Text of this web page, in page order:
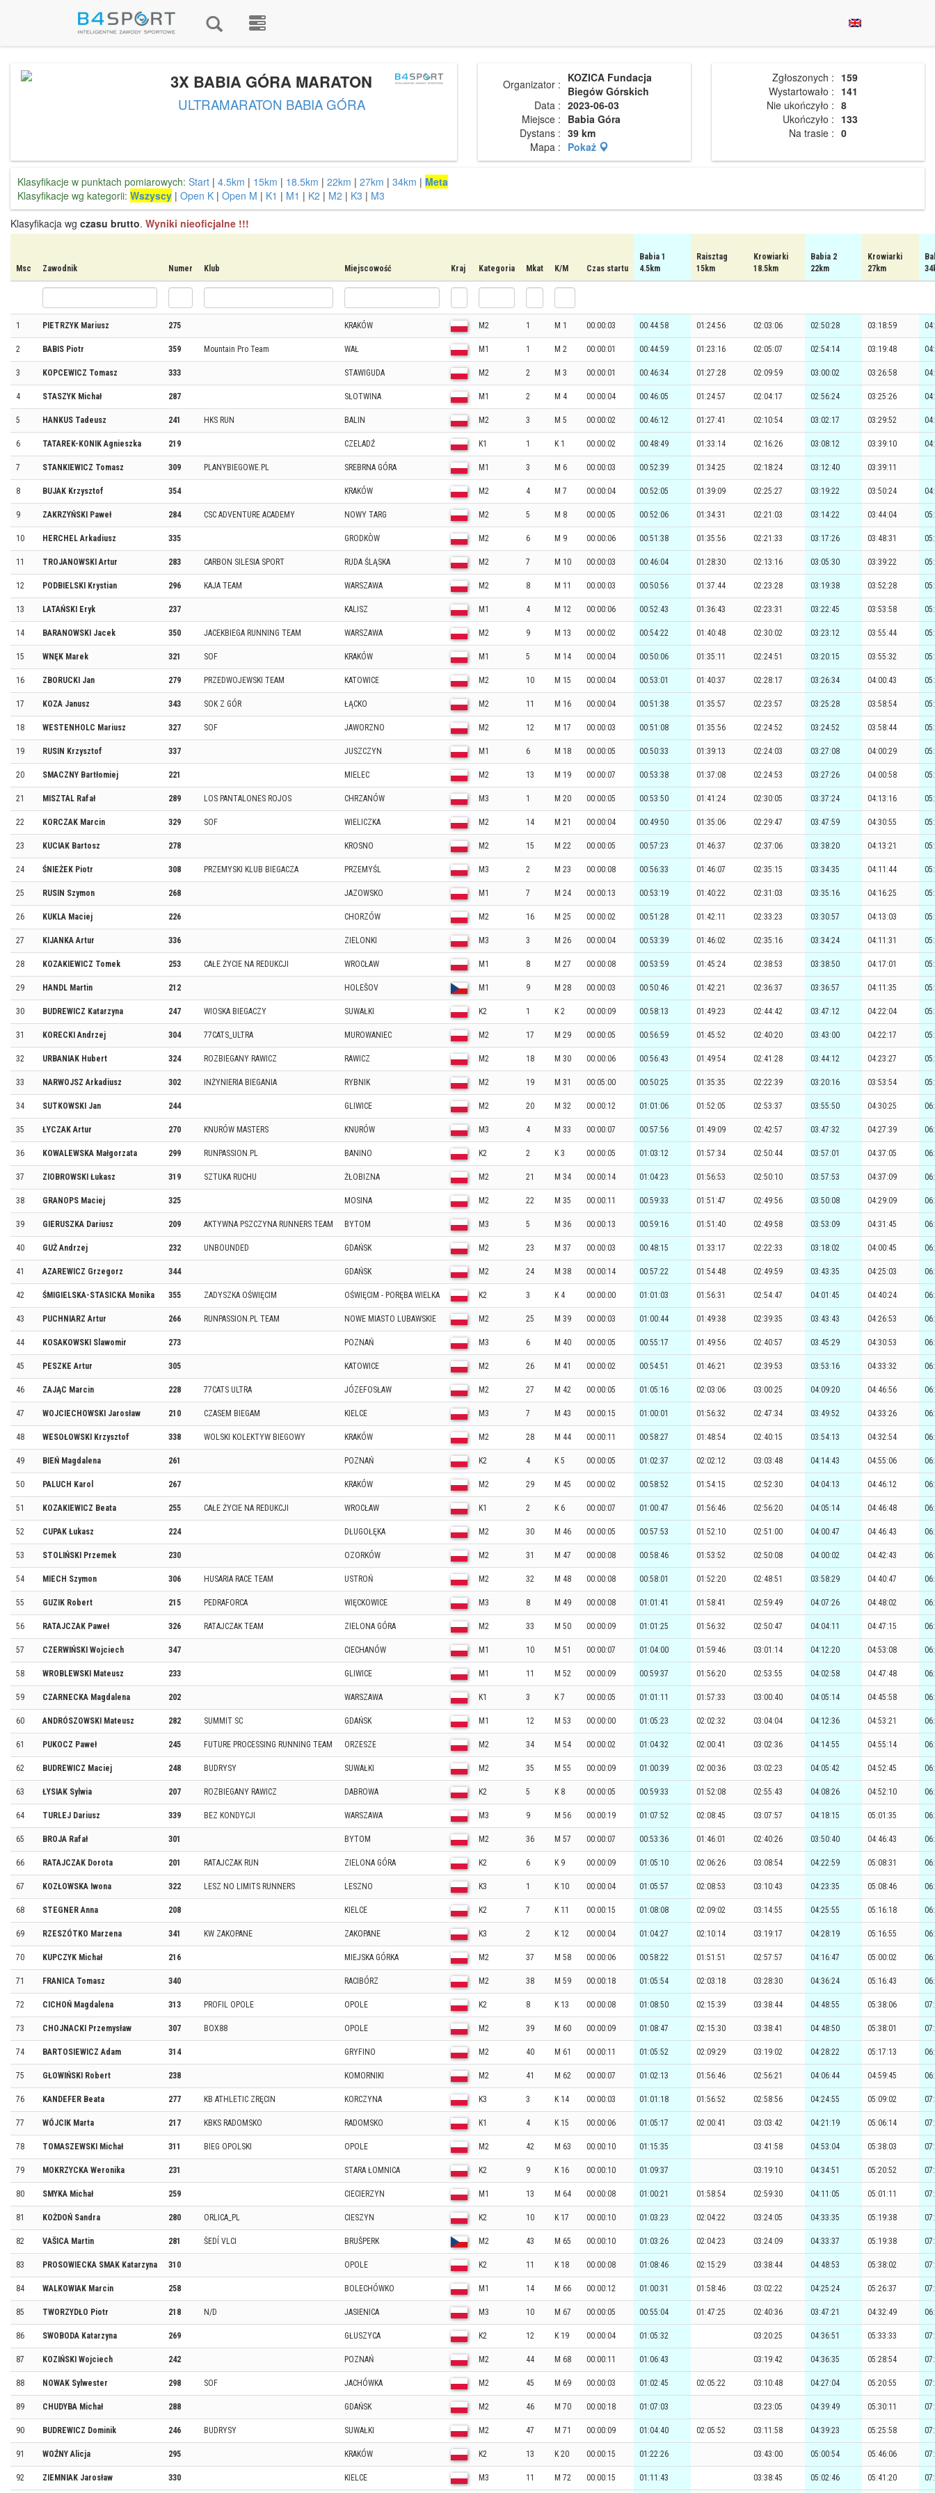
3X BABIA GÓRA MARATON
ULTRAMARATON BABIA GÓRA
Organizator : KOZICA Fundacja
Biegów Górskich
Data : 2023-06-03
Miejsce : Babia Góra
Dystans : 39 km
Mapa : Pokaż
Zgłoszonych : 159
Wystartowało : 141
Nie ukończyło : 8
Ukończyło : 133
Na trasie : 0
Klasyfikacje w punktach pomiarowych: Start | 4.5km | 15km | 18.5km | 22km | 27km | 34km | Meta
Klasyfikacje wg kategorii: Wszyscy | Open K | Open M | K1 | M1 | K2 | M2 | K3 | M3
Klasyfikacja wg czasu brutto. Wyniki nieoficjalne !!!
Msc Zawodnik Numer Klub Miejscowość Kraj Kategoria Mkat K/M Czas startu
Babia 1
4.5km
Raisztag
15km
Krowiarki
18.5km
Babia 2
22km
Krowiarki
27km
1 PIETRZYK Mariusz 275 KRAKÓW M2 1 M 1 00:00:03 00:44:58 01:24:56 02:03:06 02:50:28 03:18:59
2 BABIS Piotr 359 Mountain Pro Team WAŁ M1 1 M 2 00:00:01 00:44:59 01:23:16 02:05:07 02:54:14 03:19:48
3 KOPCEWICZ Tomasz 333 STAWIGUDA M2 2 M 3 00:00:01 00:46:34 01:27:28 02:09:59 03:00:02 03:26:58
4 STASZYK Michał 287 SŁOTWINA M1 2 M 4 00:00:04 00:46:05 01:24:57 02:04:17 02:56:24 03:25:26
5 HANKUS Tadeusz 241 HKS RUN BALIN M2 3 M 5 00:00:02 00:46:12 01:27:41 02:10:54 03:02:17 03:29:52
6 TATAREK-KONIK Agnieszka 219 CZELADŹ K1 1 K 1 00:00:02 00:48:49 01:33:14 02:16:26 03:08:12 03:39:10
7 STANKIEWICZ Tomasz 309 PLANYBIEGOWE.PL SREBRNA GÓRA M1 3 M 6 00:00:03 00:52:39 01:34:25 02:18:24 03:12:40 03:39:11
8 BUJAK Krzysztof 354 KRAKÓW M2 4 M 7 00:00:04 00:52:05 01:39:09 02:25:27 03:19:22 03:50:24
9 ZAKRZYŃSKI Paweł 284 CSC ADVENTURE ACADEMY NOWY TARG M2 5 M 8 00:00:05 00:52:06 01:34:31 02:21:03 03:14:22 03:44:04
10 HERCHEL Arkadiusz 335 GRODKÒW M2 6 M 9 00:00:06 00:51:38 01:35:56 02:21:33 03:17:26 03:48:31
11 TROJANOWSKI Artur 283 CARBON SILESIA SPORT RUDA ŚLĄSKA M2 7 M 10 00:00:03 00:46:04 01:28:30 02:13:16 03:05:30 03:39:22
12 PODBIELSKI Krystian 296 KAJA TEAM WARSZAWA M2 8 M 11 00:00:03 00:50:56 01:37:44 02:23:28 03:19:38 03:52:28
13 LATAŃSKI Eryk 237 KALISZ M1 4 M 12 00:00:06 00:52:43 01:36:43 02:23:31 03:22:45 03:53:58
14 BARANOWSKI Jacek 350 JACEKBIEGA RUNNING TEAM WARSZAWA M2 9 M 13 00:00:02 00:54:22 01:40:48 02:30:02 03:23:12 03:55:44
15 WNĘK Marek 321 SOF KRAKÓW M1 5 M 14 00:00:04 00:50:06 01:35:11 02:24:51 03:20:15 03:55:32
16 ZBORUCKI Jan 279 PRZEDWOJEWSKI TEAM KATOWICE M2 10 M 15 00:00:04 00:53:01 01:40:37 02:28:17 03:26:34 04:00:43
17 KOZA Janusz 343 SOK Z GÓR ŁĄCKO M2 11 M 16 00:00:04 00:51:38 01:35:57 02:23:57 03:25:28 03:58:54
18 WESTENHOLC Mariusz 327 SOF JAWORZNO M2 12 M 17 00:00:03 00:51:08 01:35:56 02:24:52 03:24:52 03:58:44
19 RUSIN Krzysztof 337 JUSZCZYN M1 6 M 18 00:00:05 00:50:33 01:39:13 02:24:03 03:27:08 04:00:29
20 SMACZNY Bartłomiej 221 MIELEC M2 13 M 19 00:00:07 00:53:38 01:37:08 02:24:53 03:27:26 04:00:58
21 MISZTAL Rafał 289 LOS PANTALONES ROJOS CHRZANÓW M3 1 M 20 00:00:05 00:53:50 01:41:24 02:30:05 03:37:24 04:13:16
22 KORCZAK Marcin 329 SOF WIELICZKA M2 14 M 21 00:00:04 00:49:50 01:35:06 02:29:47 03:47:59 04:30:55
23 KUCIAK Bartosz 278 KROSNO M2 15 M 22 00:00:05 00:57:23 01:46:37 02:37:06 03:38:20 04:13:21
24 ŚNIEŻEK Piotr 308 PRZEMYSKI KLUB BIEGACZA PRZEMYŚL M3 2 M 23 00:00:08 00:56:33 01:46:07 02:35:15 03:34:35 04:11:44
25 RUSIN Szymon 268 JAZOWSKO M1 7 M 24 00:00:13 00:53:19 01:40:22 02:31:03 03:35:16 04:16:25
26 KUKLA Maciej 226 CHORZÓW M2 16 M 25 00:00:02 00:51:28 01:42:11 02:33:23 03:30:57 04:13:03
27 KIJANKA Artur 336 ZIELONKI M3 3 M 26 00:00:04 00:53:39 01:46:02 02:35:16 03:34:24 04:11:31
28 KOZAKIEWICZ Tomek 253 CAŁE ŻYCIE NA REDUKCJI WROCŁAW M1 8 M 27 00:00:08 00:53:59 01:45:24 02:38:53 03:38:50 04:17:01
29 HANDL Martin 212 HOLEŠOV M1 9 M 28 00:00:03 00:50:46 01:42:21 02:36:37 03:36:57 04:11:35
30 BUDREWICZ Katarzyna 247 WIOSKA BIEGACZY SUWAŁKI K2 1 K 2 00:00:09 00:58:13 01:49:23 02:44:42 03:47:12 04:22:04
31 KORECKI Andrzej 304 77CATS_ULTRA MUROWANIEC M2 17 M 29 00:00:05 00:56:59 01:45:52 02:40:20 03:43:00 04:22:17
32 URBANIAK Hubert 324 ROZBIEGANY RAWICZ RAWICZ M2 18 M 30 00:00:06 00:56:43 01:49:54 02:41:28 03:44:12 04:23:27
33 NARWOJSZ Arkadiusz 302 INŻYNIERIA BIEGANIA RYBNIK M2 19 M 31 00:05:00 00:50:25 01:35:35 02:22:39 03:20:16 03:53:54
34 SUTKOWSKI Jan 244 GLIWICE M2 20 M 32 00:00:12 01:01:06 01:52:05 02:53:37 03:55:50 04:30:25
35 ŁYCZAK Artur 270 KNURÓW MASTERS KNURÓW M3 4 M 33 00:00:07 00:57:56 01:49:09 02:42:57 03:47:32 04:27:39
36 KOWALEWSKA Małgorzata 299 RUNPASSION.PL BANINO K2 2 K 3 00:00:05 01:03:12 01:57:34 02:50:44 03:57:01 04:37:05
37 ZIOBROWSKI Łukasz 319 SZTUKA RUCHU ŻŁOBIZNA M2 21 M 34 00:00:14 01:04:23 01:56:53 02:50:10 03:57:53 04:37:09
38 GRANOPS Maciej 325 MOSINA M2 22 M 35 00:00:11 00:59:33 01:51:47 02:49:56 03:50:08 04:29:09
39 GIERUSZKA Dariusz 209 AKTYWNA PSZCZYNA RUNNERS TEAM BYTOM M3 5 M 36 00:00:13 00:59:16 01:51:40 02:49:58 03:53:09 04:31:45
40 GUŻ Andrzej 232 UNBOUNDED GDAŃSK M2 23 M 37 00:00:03 00:48:15 01:33:17 02:22:33 03:18:02 04:00:45
41 AZAREWICZ Grzegorz 344 GDAŃSK M2 24 M 38 00:00:14 00:57:22 01:54:48 02:49:59 03:43:35 04:25:03
42 ŚMIGIELSKA-STASICKA Monika 355 ZADYSZKA OŚWIĘCIM OŚWIĘCIM - PORĘBA WIELKA K2 3 K 4 00:00:00 01:01:03 01:56:31 02:54:47 04:01:45 04:40:24
43 PUCHNIARZ Artur 266 RUNPASSION.PL TEAM NOWE MIASTO LUBAWSKIE M2 25 M 39 00:00:03 01:00:44 01:49:38 02:39:35 03:43:43 04:26:53
44 KOSAKOWSKI Slawomir 273 POZNAŃ M3 6 M 40 00:00:05 00:55:17 01:49:56 02:40:57 03:45:29 04:30:53
45 PESZKE Artur 305 KATOWICE M2 26 M 41 00:00:02 00:54:51 01:46:21 02:39:53 03:53:16 04:33:32
46 ZAJĄC Marcin 228 77CATS ULTRA JÓZEFOSŁAW M2 27 M 42 00:00:05 01:05:16 02:03:06 03:00:25 04:09:20 04:46:56
47 WOJCIECHOWSKI Jarosław 210 CZASEM BIEGAM KIELCE M3 7 M 43 00:00:15 01:00:01 01:56:32 02:47:34 03:49:52 04:33:26
48 WESOŁOWSKI Krzysztof 338 WOLSKI KOLEKTYW BIEGOWY KRAKÓW M2 28 M 44 00:00:11 00:58:27 01:48:54 02:40:15 03:54:13 04:32:54
49 BIEŃ Magdalena 261 POZNAŃ K2 4 K 5 00:00:05 01:02:37 02:02:12 03:03:48 04:14:43 04:55:06
50 PALUCH Karol 267 KRAKÓW M2 29 M 45 00:00:02 00:58:52 01:54:15 02:52:30 04:04:13 04:46:12
51 KOZAKIEWICZ Beata 255 CAŁE ŻYCIE NA REDUKCJI WROCŁAW K1 2 K 6 00:00:07 01:00:47 01:56:46 02:56:20 04:05:14 04:46:48
52 CUPAK Łukasz 224 DŁUGOŁĘKA M2 30 M 46 00:00:05 00:57:53 01:52:10 02:51:00 04:00:47 04:46:43
53 STOLIŃSKI Przemek 230 OZORKÓW M2 31 M 47 00:00:08 00:58:46 01:53:52 02:50:08 04:00:02 04:42:43
54 MIECH Szymon 306 HUSARIA RACE TEAM USTROŃ M2 32 M 48 00:00:08 00:58:01 01:52:20 02:48:51 03:58:29 04:40:47
55 GUZIK Robert 215 PEDRAFORCA WIĘCKOWICE M3 8 M 49 00:00:08 01:01:41 01:58:41 02:59:49 04:07:26 04:48:02
56 RATAJCZAK Paweł 326 RATAJCZAK TEAM ZIELONA GÓRA M2 33 M 50 00:00:09 01:01:25 01:56:32 02:50:47 04:04:11 04:47:15
57 CZERWIŃSKI Wojciech 347 CIECHANÓW M1 10 M 51 00:00:07 01:04:00 01:59:46 03:01:14 04:12:20 04:53:08
58 WROBLEWSKI Mateusz 233 GLIWICE M1 11 M 52 00:00:09 00:59:37 01:56:20 02:53:55 04:02:58 04:47:48
59 CZARNECKA Magdalena 202 WARSZAWA K1 3 K 7 00:00:05 01:01:11 01:57:33 03:00:40 04:05:14 04:45:58
60 ANDRÓSZOWSKI Mateusz 282 SUMMIT SC GDAŃSK M1 12 M 53 00:00:00 01:05:23 02:02:32 03:04:04 04:12:36 04:53:21
61 PUKOCZ Paweł 245 FUTURE PROCESSING RUNNING TEAM ORZESZE M2 34 M 54 00:00:02 01:04:32 02:00:41 03:02:36 04:14:55 04:55:14
62 BUDREWICZ Maciej 248 BUDRYSY SUWAŁKI M2 35 M 55 00:00:09 01:00:39 02:00:36 03:02:23 04:05:42 04:52:45
63 ŁYSIAK Sylwia 207 ROZBIEGANY RAWICZ DABROWA K2 5 K 8 00:00:05 00:59:33 01:52:08 02:55:43 04:08:26 04:52:10
64 TURLEJ Dariusz 339 BEZ KONDYCJI WARSZAWA M3 9 M 56 00:00:19 01:07:52 02:08:45 03:07:57 04:18:15 05:01:35
65 BROJA Rafał 301 BYTOM M2 36 M 57 00:00:07 00:53:36 01:46:01 02:40:26 03:50:40 04:46:43
66 RATAJCZAK Dorota 201 RATAJCZAK RUN ZIELONA GÓRA K2 6 K 9 00:00:09 01:05:10 02:06:26 03:08:54 04:22:59 05:08:31
67 KOZŁOWSKA Iwona 322 LESZ NO LIMITS RUNNERS LESZNO K3 1 K 10 00:00:04 01:05:57 02:08:53 03:10:43 04:23:35 05:08:46
68 STEGNER Anna 208 KIELCE K2 7 K 11 00:00:15 01:08:08 02:09:02 03:14:55 04:25:55 05:16:18
69 RZESZÓTKO Marzena 341 KW ZAKOPANE ZAKOPANE K3 2 K 12 00:00:04 01:04:27 02:10:14 03:19:17 04:28:19 05:16:55
70 KUPCZYK Michał 216 MIEJSKA GÓRKA M2 37 M 58 00:00:06 00:58:22 01:51:51 02:57:57 04:16:47 05:00:02
71 FRANICA Tomasz 340 RACIBÓRZ M2 38 M 59 00:00:18 01:05:54 02:03:18 03:28:30 04:36:24 05:16:43
72 CICHOŃ Magdalena 313 PROFIL OPOLE OPOLE K2 8 K 13 00:00:08 01:08:50 02:15:39 03:38:44 04:48:55 05:38:06
73 CHOJNACKI Przemysław 307 BOX88 OPOLE M2 39 M 60 00:00:09 01:08:47 02:15:30 03:38:41 04:48:50 05:38:01
74 BARTOSIEWICZ Adam 314 GRYFINO M2 40 M 61 00:00:11 01:05:52 02:09:29 03:19:02 04:28:22 05:17:13
75 GŁOWIŃSKI Robert 238 KOMORNIKI M2 41 M 62 00:00:07 01:02:13 01:56:46 02:56:21 04:06:44 04:59:45
76 KANDEFER Beata 277 KB ATHLETIC ZRĘCIN KORCZYNA K3 3 K 14 00:00:03 01:01:18 01:56:52 02:58:56 04:24:55 05:09:02
77 WÓJCIK Marta 217 KBKS RADOMSKO RADOMSKO K1 4 K 15 00:00:06 01:05:17 02:00:41 03:03:42 04:21:19 05:06:14
78 TOMASZEWSKI Michał 311 BIEG OPOLSKI OPOLE M2 42 M 63 00:00:10 01:15:35 03:41:58 04:53:04 05:38:03
79 MOKRZYCKA Weronika 231 STARA ŁOMNICA K2 9 K 16 00:00:10 01:09:37 03:19:10 04:34:51 05:20:52
80 SMYKA Michał 259 CIECIERZYN M1 13 M 64 00:00:08 01:00:21 01:58:54 02:59:30 04:11:05 05:01:11
81 KOŻDOŃ Sandra 280 ORLICA_PL CIESZYN K2 10 K 17 00:00:10 01:03:23 02:04:22 03:24:05 04:33:35 05:19:38
82 VAŠICA Martin 281 ŠEDÍ VLCI BRUŠPERK M2 43 M 65 00:00:10 01:03:26 02:04:23 03:24:09 04:33:37 05:19:38
83 PROSOWIECKA SMAK Katarzyna 310 OPOLE K2 11 K 18 00:00:08 01:08:46 02:15:29 03:38:44 04:48:53 05:38:02
84 WALKOWIAK Marcin 258 BOLECHÓWKO M1 14 M 66 00:00:12 01:00:31 01:58:46 03:02:22 04:25:24 05:26:37
85 TWORZYDŁO Piotr 218 N/D JASIENICA M3 10 M 67 00:00:05 00:55:04 01:47:25 02:40:36 03:47:21 04:32:49
86 SWOBODA Katarzyna 269 GŁUSZYCA K2 12 K 19 00:00:04 01:05:32 03:20:25 04:36:51 05:33:33
87 KOZIŃSKI Wojciech 242 POZNAŃ M2 44 M 68 00:00:11 01:06:43 03:19:42 04:36:35 05:28:54
88 NOWAK Sylwester 298 SOF JACHÓWKA M2 45 M 69 00:00:03 01:02:45 02:05:22 03:10:48 04:27:04 05:20:55
89 CHUDYBA Michał 288 GDAŃSK M2 46 M 70 00:00:18 01:07:03 03:23:05 04:39:49 05:30:11
90 BUDREWICZ Dominik 246 BUDRYSY SUWAŁKI M2 47 M 71 00:00:09 01:04:40 02:05:52 03:11:58 04:39:23 05:25:58
91 WOŹNY Alicja 295 KRAKÓW K2 13 K 20 00:00:15 01:22:26 03:43:00 05:00:54 05:46:06
92 ZIEMNIAK Jarosław 330 KIELCE M3 11 M 72 00:00:15 01:11:43 03:38:45 05:02:46 05:41:20